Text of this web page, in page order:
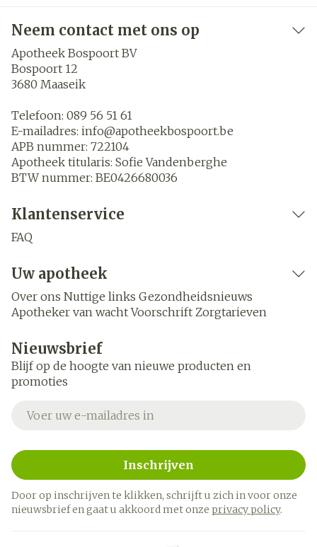
Neem contact met ons op
Apotheek Bospoort BV
Bospoort 12
3680 Maaseik
Telefoon: 089 56 51 61
E-mailadres: info@apotheekbospoort.be
APB nummer: 722104
Apotheek titularis: Sofie Vandenberghe
BTW nummer: BE0426680036
Klantenservice
FAQ
Uw apotheek
Over ons Nuttige links Gezondheidsnieuws
Apotheker van wacht Voorschrift Zorgtarieven
Nieuwsbrief
Blijf op de hoogte van nieuwe producten en
promoties
Inschrijven
Door op inschrijven te klikken, schrijft u zich in voor onze
nieuwsbrief en gaat u akkoord met onze privacy policy.